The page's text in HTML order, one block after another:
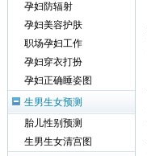
孕妇防辐射
孕妇美容护肤
职场孕妇工作
孕妇穿衣打扮
孕妇正确睡姿图
生男生女预测
胎儿性别预测
生男生女清宫图